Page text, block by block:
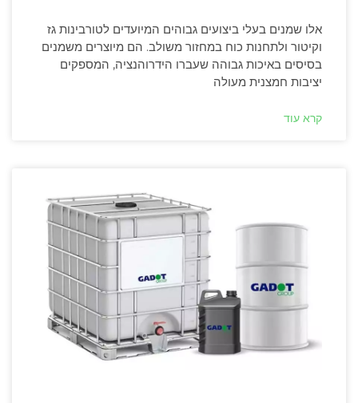
אלו שמנים בעלי ביצועים גבוהים המיועדים לטורבינות גז
וקיטור ולתחנות כוח במחזור משולב. הם מיוצרים משמנים
בסיסים באיכות גבוהה שעברו הידרוהנציה, המספקים
יציבות חמצנית מעולה
קרא עוד